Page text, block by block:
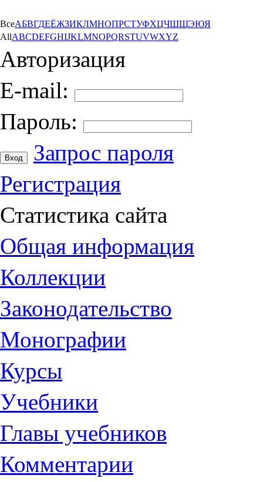
ВсеАБВГДЕЁЖЗИКЛМНОПРСТУФХЦЧШЩЭЮЯ
AllABCDEFGHIJKLMNOPQRSTUVWXYZ
Авторизация
E-mail:
Пароль:
Запрос пароля
Регистрация
Статистика сайта
Общая информация
Коллекции
Законодательство
Монографии
Курсы
Учебники
Главы учебников
Комментарии